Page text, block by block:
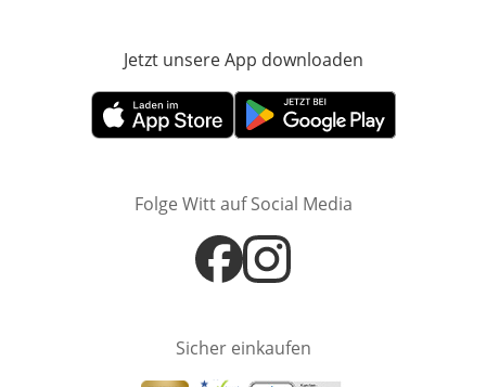
Jetzt unsere App downloaden
Öffnet in neuem FensterÖffnet in neuem Fenster
Folge Witt auf Social Media
Öffnet in neuem Fenster
Öffnet in neuem Fenster
Sicher einkaufen